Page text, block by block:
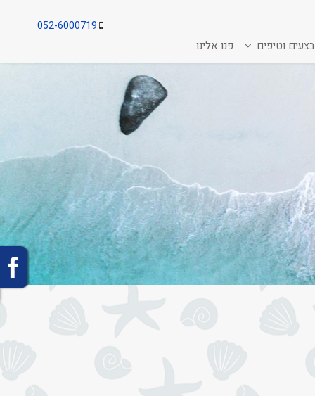
וטיפים פנו אלינו
052-6000719